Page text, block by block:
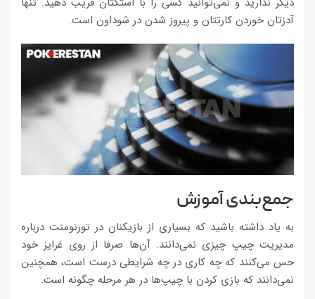
آدزتان خوردن کارتتان و پیروز شدن در شوداون است.
جمع‌بندی آموزش
به یاد داشته باشید که بسیاری از بازیکنان در تورنومنت درباره
مدیریت چیپ چیزی نمی‌دانند. آن‌ها صرفا از روی غرایز خود
حس می‌کنند که چه کاری در چه شرایطی درست است، همچنین
نمی‌دانند که بازی کردن با چیپ‌ها در هر مرحله چگونه است.